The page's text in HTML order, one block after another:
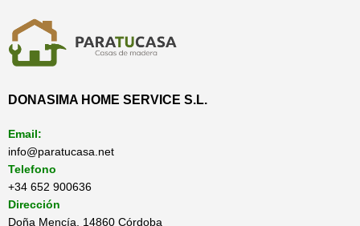
DONASIMA HOME SERVICE S.L.
Email:
info@paratucasa.net
Telefono
+34 652 900636
Dirección
Doña Mencía, 14860 Córdoba